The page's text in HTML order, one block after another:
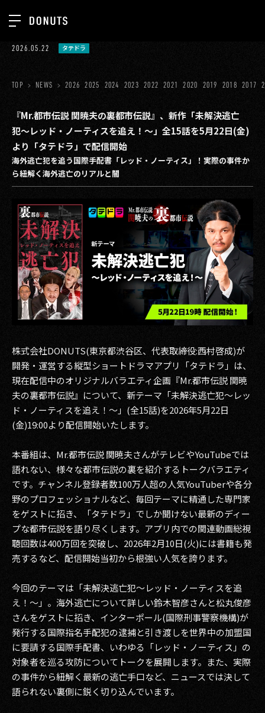
ジョブカン
ゲーム
ミクチャ
医療(CLIUS)
出版メディア
美少女図鑑
イベント
タテドラ
その他事業
2025
2024
2023
2022
2021
2020
2019
2018
2017
2016
2015
2014
2013
2012
TOP
ABOUT
SERVICES
GROUP
RECRUIT
CONTACT
PRIVACY POLICY
2026.05.22 タテドラ
TOP NEWS 2026 2025 2024 2023 2022 2021 2020 2019 2018 2017
『Mr.都市伝説 関暁夫の裏都市伝説』、新作「未解決逃亡
犯〜レッド・ノーティスを追え！〜」全15話を5月22日(金)
より「タテドラ」で配信開始
海外逃亡犯を追う国際手配書「レッド・ノーティス」！実際の事件か
ら紐解く海外逃亡のリアルと闇
株式会社DONUTS(東京都渋谷区、代表取締役:西村啓成)が
開発・運営する縦型ショートドラマアプリ「タテドラ」は、
現在配信中のオリジナルバラエティ企画『Mr.都市伝説 関暁
夫の裏都市伝説』について、新テーマ「未解決逃亡犯〜レッ
ド・ノーティスを追え！〜」(全15話)を2026年5月22日
(金)19:00より配信開始いたします。
本番組は、Mr.都市伝説 関暁夫さんがテレビやYouTubeでは
語れない、様々な都市伝説の裏を紹介するトークバラエティ
です。チャンネル登録者数100万人超の人気YouTuberや各分
野のプロフェッショナルなど、毎回テーマに精通した専門家
をゲストに招き、「タテドラ」でしか聞けない最新のディー
プな都市伝説を語り尽くします。アプリ内での関連動画総視
聴回数は400万回を突破し、2026年2月10日(火)には書籍も発
売するなど、配信開始当初から根強い人気を誇ります。
今回のテーマは「未解決逃亡犯〜レッド・ノーティスを追
え！〜」。海外逃亡について詳しい鈴木智彦さんと松丸俊彦
さんをゲストに招き、インターポール(国際刑事警察機構)が
発行する国際指名手配犯の逮捕と引き渡しを世界中の加盟国
に要請する国際手配書、いわゆる「レッド・ノーティス」の
対象者を巡る攻防についてトークを展開します。また、実際
の事件から紐解く最新の逃亡手口など、ニュースでは決して
語られない裏側に鋭く切り込んでいます。